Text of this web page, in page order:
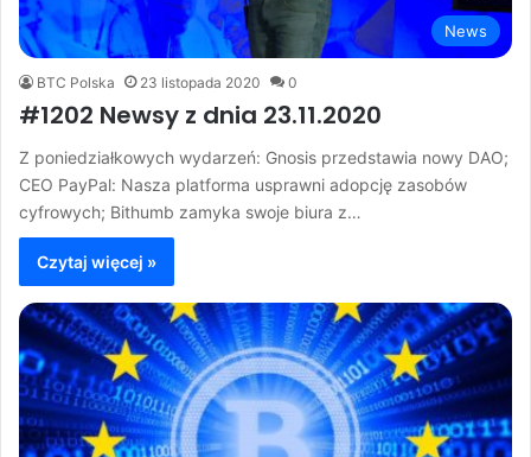
News
BTC Polska 23 listopada 2020 0
#1202 Newsy z dnia 23.11.2020
Z poniedziałkowych wydarzeń: Gnosis przedstawia nowy DAO;
CEO PayPal: Nasza platforma usprawni adopcję zasobów
cyfrowych; Bithumb zamyka swoje biura z…
Czytaj więcej »